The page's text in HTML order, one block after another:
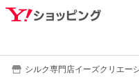
シルク専門店イーズクリエー